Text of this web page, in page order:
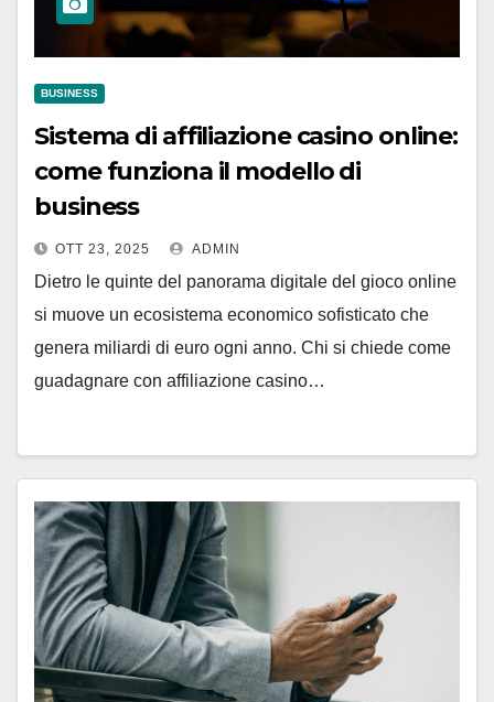
BUSINESS
Sistema di affiliazione casino online:
come funziona il modello di
business
OTT 23, 2025 ADMIN
Dietro le quinte del panorama digitale del gioco online
si muove un ecosistema economico sofisticato che
genera miliardi di euro ogni anno. Chi si chiede come
guadagnare con affiliazione casino…